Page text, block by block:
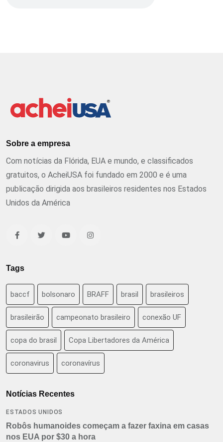
Sobre a empresa
Com notícias da Flórida, EUA e mundo, e classificados
gratuitos, o AcheiUSA foi fundado em 2000 e é uma
publicação dirigida aos brasileiros residentes nos Estados
Unidos da América
Tags
baccf bolsonaro BRAFF brasil brasileiros
brasileirão campeonato brasileiro conexão UF
copa do brasil Copa Libertadores da América
coronavirus coronavírus
Notícias Recentes
ESTADOS UNIDOS
Robôs humanoides começam a fazer faxina em casas
nos EUA por $30 a hora